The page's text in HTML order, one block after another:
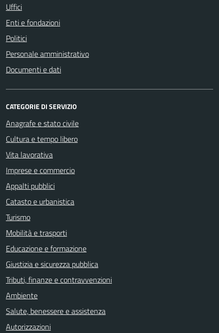
Uffici
Enti e fondazioni
Politici
Personale amministrativo
Documenti e dati
CATEGORIE DI SERVIZIO
Anagrafe e stato civile
Cultura e tempo libero
Vita lavorativa
Imprese e commercio
Appalti pubblici
Catasto e urbanistica
Turismo
Mobilità e trasporti
Educazione e formazione
Giustizia e sicurezza pubblica
Tributi, finanze e contravvenzioni
Ambiente
Salute, benessere e assistenza
Autorizzazioni